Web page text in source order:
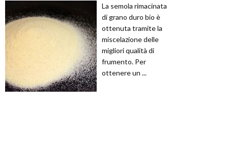
La semola rimacinata
di grano duro bio è
ottenuta tramite la
miscelazione delle
migliori qualità di
frumento. Per
ottenere un ...